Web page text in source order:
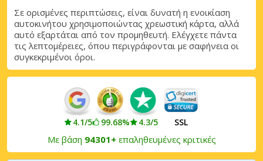
Σε ορισμένες περιπτώσεις, είναι δυνατή η ενοικίαση
αυτοκινήτου χρησιμοποιώντας χρεωστική κάρτα, αλλά
αυτό εξαρτάται από τον προμηθευτή. Ελέγχετε πάντα
τις λεπτομέρειες, όπου περιγράφονται με σαφήνεια οι
συγκεκριμένοι όροι.
4.1/5 99.68% 4.3/5 SSL
Με βάση 94301+ επαληθευμένες κριτικές
Σύνδεση με eLink